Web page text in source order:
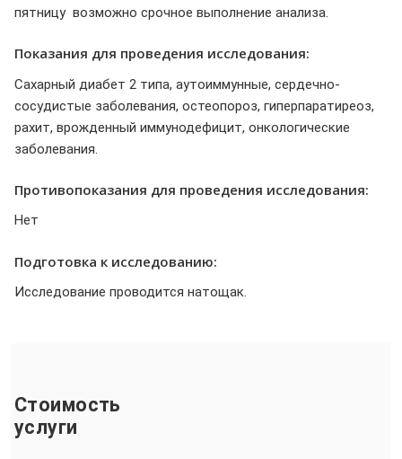
пятницу возможно срочное выполнение анализа.
Показания для проведения исследования:
Сахарный диабет 2 типа, аутоиммунные, сердечно-
сосудистые заболевания, остеопороз, гиперпаратиреоз,
рахит, врожденный иммунодефицит, онкологические
заболевания.
Противопоказания для проведения исследования:
Нет
Подготовка к исследованию:
Исследование проводится натощак.
Стоимость
услуги